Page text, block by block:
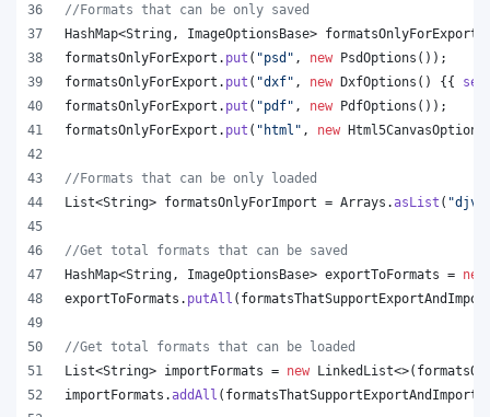
//Formats that can be only saved
HashMap<String , ImageOptionsBase> formatsOnlyForExport
formatsOnlyForExport . put ( "psd" , new PsdOptions ());
formatsOnlyForExport . put ( "dxf" , new DxfOptions () {{
formatsOnlyForExport . put ( "pdf" , new PdfOptions ());
formatsOnlyForExport . put ( "html" , new Html5CanvasOptions
//Formats that can be only loaded
List<String> formatsOnlyForImport = Arrays .asList (
//Get total formats that can be saved
HashMap<String , ImageOptionsBase> exportToFormats = new
exportToFormats . putAll (
//Get total formats that can be loaded
List<String> importFormats = new LinkedList<>(
importFormats .addAll ( formatsThatSupportExportAndImport